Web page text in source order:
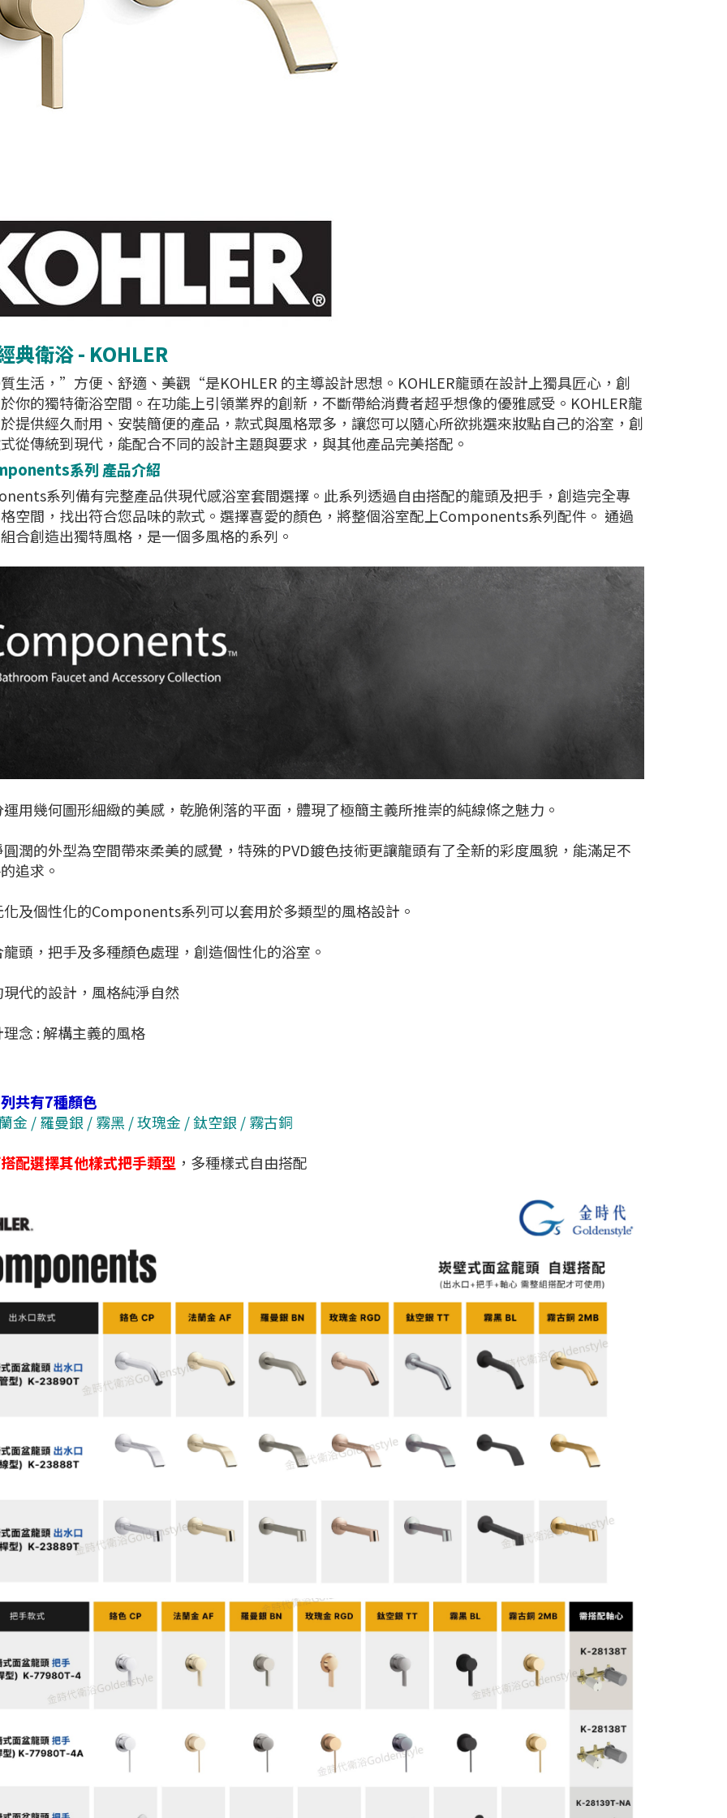
典衛浴 - KOHLER
生活，”方便、舒適、美觀“是KOHLER 的主導設計思想。KOHLER龍頭在設計上獨具匠心，創
你的獨特衛浴空間。在功能上引領業界的創新，不斷帶給消費者超乎想像的優雅感受。KOHLER龍
提供經久耐用、安裝簡便的產品，款式與風格眾多，讓您可以隨心所欲挑選來妝點自己的浴室，創
從傳統到現代，能配合不同的設計主題與要求，與其他產品完美搭配。
系列 產品介紹
系列備有完整產品供現代感浴室套間選擇。此系列透過自由搭配的龍頭及把手，創造完全專
空間，找出符合您品味的款式。選擇喜愛的顏色，將整個浴室配上Components系列配件。 通過
合創造出獨特風格，是一個多風格的系列。
用幾何圖形細緻的美感，乾脆俐落的平面，體現了極簡主義所推崇的純線條之魅力。
潤的外型為空間帶來柔美的感覺，特殊的PVD鍍色技術更讓龍頭有了全新的彩度風貌，能滿足不
追求。
及個性化的Components系列可以套用於多類型的風格設計。
頭，把手及多種顏色處理，創造個性化的浴室。
代的設計，風格純淨自然
念 : 解構主義的風格
共有7種顏色
金 / 羅曼銀 / 霧黑 / 玫瑰金 / 鈦空銀 / 霧古銅
配選擇其他樣式把手類型 ，多種樣式自由搭配